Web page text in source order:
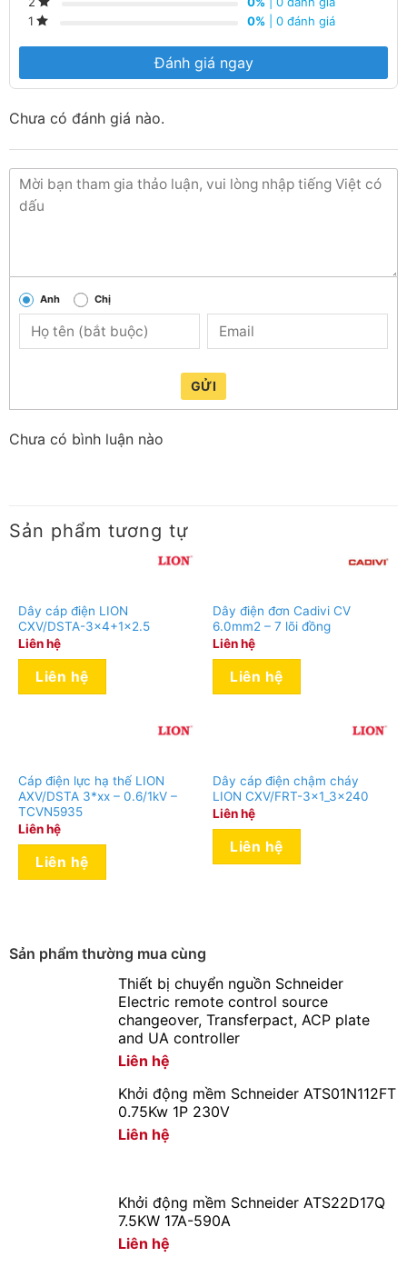
1
0% | 0 đánh giá
Đánh giá ngay
Chưa có đánh giá nào.
Anh Chị
GỬI
Chưa có bình luận nào
Sản phẩm tương tự
Dây cáp điện LION
CXV/DSTA-3×4+1×2.5
Liên hệ
Liên hệ
Dây điện đơn Cadivi CV
6.0mm2 – 7 lõi đồng
Liên hệ
Liên hệ
Cáp điện lực hạ thế LION
AXV/DSTA 3*xx – 0.6/1kV –
TCVN5935
Liên hệ
Liên hệ
Dây cáp điện chậm cháy
LION CXV/FRT-3x1_3x240
Liên hệ
Liên hệ
Sản phẩm thường mua cùng
Thiết bị chuyển nguồn Schneider
Electric remote control source
changeover, Transferpact, ACP plate
and UA controller
Liên hệ
Khởi động mềm Schneider ATS01N112FT
0.75Kw 1P 230V
Liên hệ
Khởi động mềm Schneider ATS22D17Q
7.5KW 17A-590A
Liên hệ